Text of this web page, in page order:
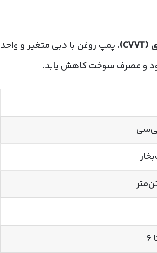
(CVVT)
، پمپ روغن با دبی متغیر و واحد
برود و مصرف سوخت کاهش یابد.